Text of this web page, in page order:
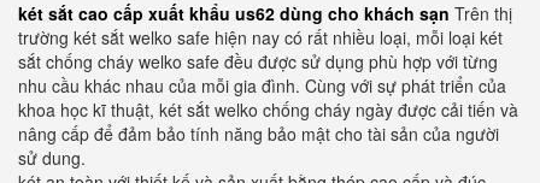
két sắt cao cấp xuất khẩu us62 dùng cho khách sạn Trên thị
trường két sắt welko safe hiện nay có rất nhiều loại, mỗi loại két
sắt chống cháy welko safe đều được sử dụng phù hợp với từng
nhu cầu khác nhau của mỗi gia đình. Cùng với sự phát triển của
khoa học kĩ thuật, két sắt welko chống cháy ngày được cải tiến và
nâng cấp để đảm bảo tính năng bảo mật cho tài sản của người
sử dung.